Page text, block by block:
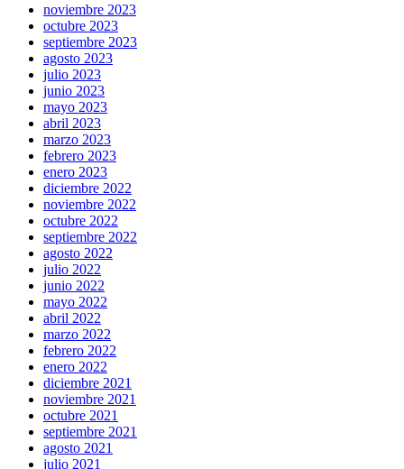
noviembre 2023
octubre 2023
septiembre 2023
agosto 2023
julio 2023
junio 2023
mayo 2023
abril 2023
marzo 2023
febrero 2023
enero 2023
diciembre 2022
noviembre 2022
octubre 2022
septiembre 2022
agosto 2022
julio 2022
junio 2022
mayo 2022
abril 2022
marzo 2022
febrero 2022
enero 2022
diciembre 2021
noviembre 2021
octubre 2021
septiembre 2021
agosto 2021
julio 2021